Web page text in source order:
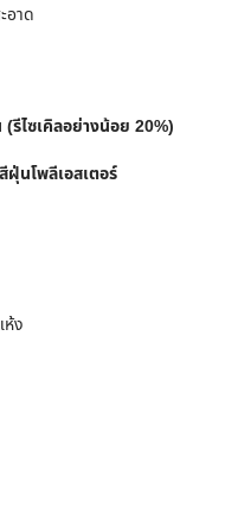
อาด
ไซเคิลอย่างน้อย 20%)
นโพลีเอสเตอร์
ห้ง